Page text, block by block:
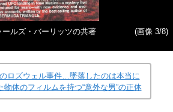
ルズ・バーリッツの共著
(画像 3/8)
ロズウェル事件…墜落したのは本当に
体のフィルムを持つ“意外な男”の正体